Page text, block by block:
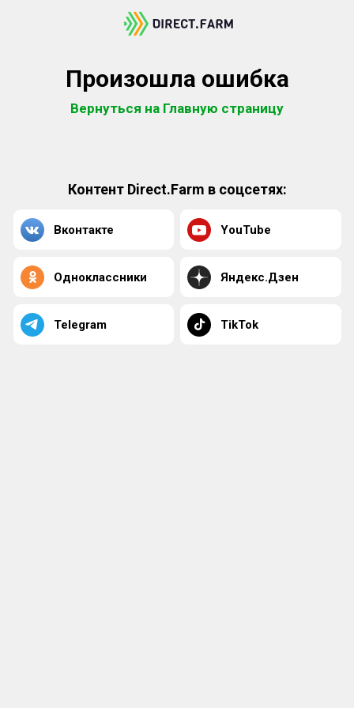
Произошла ошибка
Вернуться на Главную страницу
Контент Direct.Farm в соцсетях:
Вконтакте YouTube
Одноклассники Яндекс.Дзен
Telegram TikTok